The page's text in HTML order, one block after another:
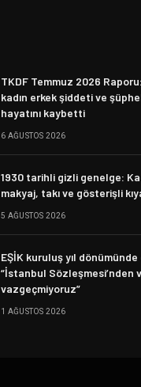
TKDF Temmuz 2026
kadın erkek şiddeti ve
hayatını kaybetti
6 AĞUSTOS 2026
1930 tarihli gizli genelge:
makyaj, takı ve gösterişli
5 AĞUSTOS 2026
EŞİK kuruluş yıl
“İstanbul Sözleşmesi’nden
vazgeçmiyoruz”
1 AĞUSTOS 2026